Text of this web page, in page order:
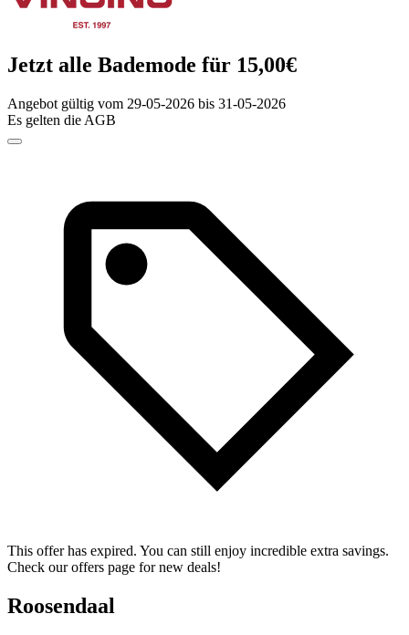
Jetzt alle Bademode für 15,00€
Angebot gültig vom 29-05-2026 bis 31-05-2026
Es gelten die AGB
This offer has expired. You can still enjoy incredible extra savings.
Check our offers page for new deals!
Roosendaal